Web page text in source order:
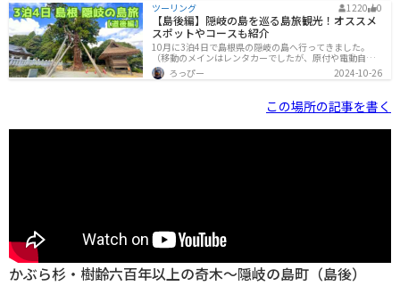
ツーリング 1220 0
【島後編】隠岐の島を巡る島旅観光！オススメ
スポットやコースも紹介
10月に3泊4日で島根県の隠岐の島へ行ってきました。
（移動のメインはレンタカーでしたが、原付や電動自転
車も借りて走ったので、一応ツーリングということで）
隠岐はどんな島なのか隠岐は、島根県北部にある4つの島
番大きな島後島を島後（どうご）、中ノ島・西ノ島・知
夫里島を合わせて島前（どうぜん）と呼びます。島後に
行機がないので、船で渡ることになります。島前には、1
ろっぴー 2024-10-26
この場所の記事を書く
かぶら杉・樹齢六百年以上の奇木～隠岐の島町（島後）